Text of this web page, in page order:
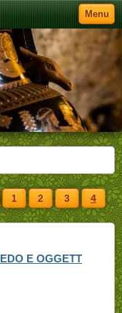
Menu
1 2 3 4
E OGGETT